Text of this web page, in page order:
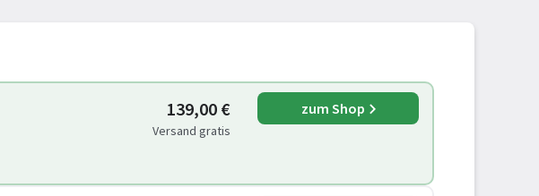
139,00 €
Versand gratis
zum Shop